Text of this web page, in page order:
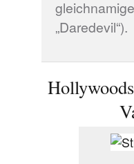
„Daredevil“).